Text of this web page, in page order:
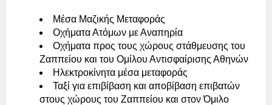
Μέσα Μαζικής Μεταφοράς
Οχήματα Ατόμων με Αναπηρία
Οχήματα προς τους χώρους στάθμευσης του
Ζαππείου και του Ομίλου Αντισφαίρισης Αθηνών
Ηλεκτροκίνητα μέσα μεταφοράς
Ταξί για επιβίβαση και αποβίβαση επιβατών
στους χώρους του Ζαππείου και στον Όμιλο